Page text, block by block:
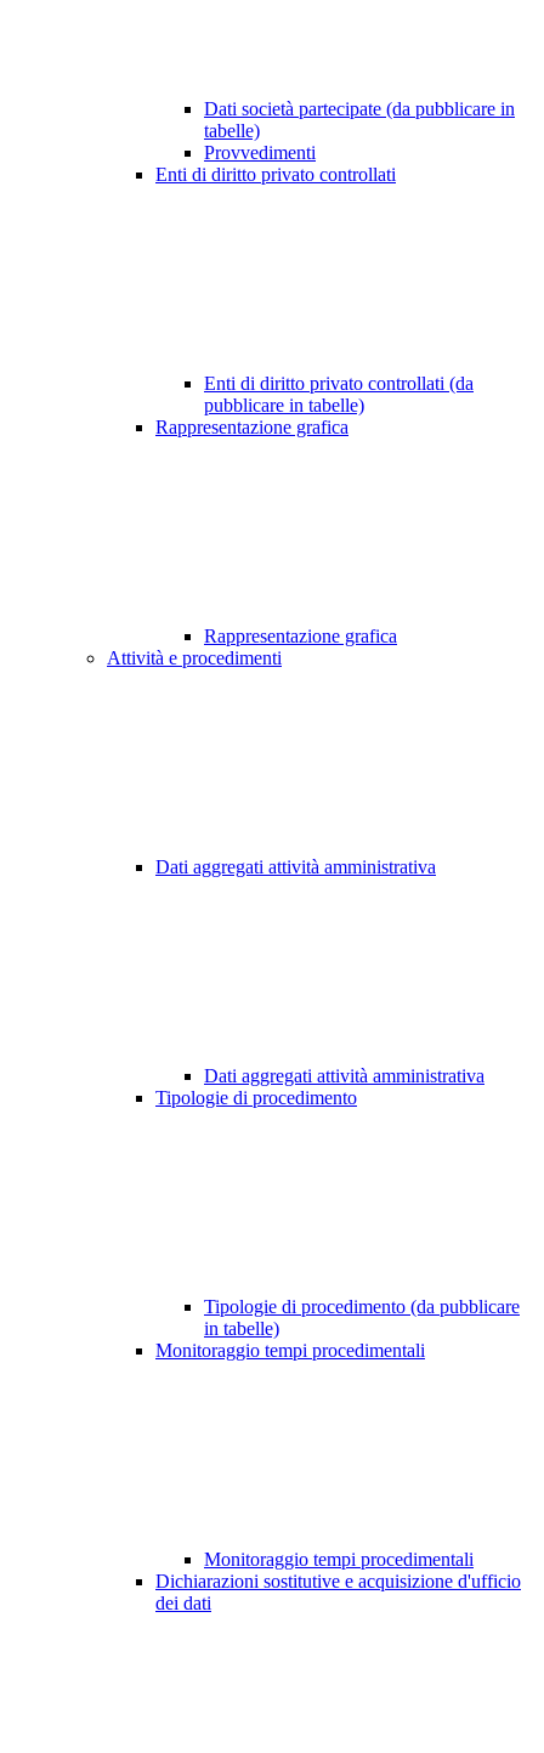
Dati società partecipate (da pubblicare in
tabelle)
Provvedimenti
Enti di diritto privato controllati
Enti di diritto privato controllati (da
pubblicare in tabelle)
Rappresentazione grafica
Rappresentazione grafica
Attività e procedimenti
Dati aggregati attività amministrativa
Dati aggregati attività amministrativa
Tipologie di procedimento
Tipologie di procedimento (da pubblicare
in tabelle)
Monitoraggio tempi procedimentali
Monitoraggio tempi procedimentali
Dichiarazioni sostitutive e acquisizione d'ufficio
dei dati